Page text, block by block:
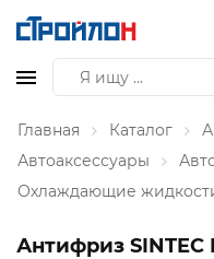
Главная Каталог
Автоаксессуары
Охлаждающие
Антифриз SINTEC